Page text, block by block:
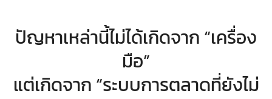
ปัญหาเหล่านี้ไม่ได้เกิดจาก “เครื่อง
มือ”
แต่เกิดจาก “ระบบการตลาดที่ยังไม่